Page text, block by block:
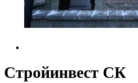
Стройинвест СК